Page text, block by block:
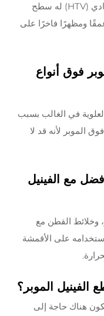
الألياف المُدمَجة، في حين أن الفينيل العادي (HTV) له سطح
ومظهرًا فاخرًا على
فوق أنواع
في الغالب بسبب
الموبر لأنه قد لا
مع الفينيل
وخلائط القطن مع
على الأقمشة
الموبر؟
هناك حاجة إلى